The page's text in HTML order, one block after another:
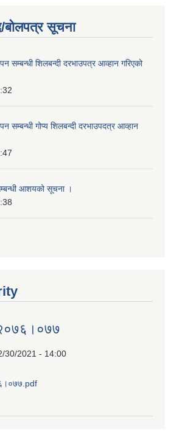
बोलपत्र सूचना
सम्बन्धी शिलबन्दी दरभाउपत्र आव्हान गरिएको
सम्बन्धी गोप्य शिलबन्दी दरभाउपदत्र आव्हान
आशयको सूचना ।
30/2021 - 14:00